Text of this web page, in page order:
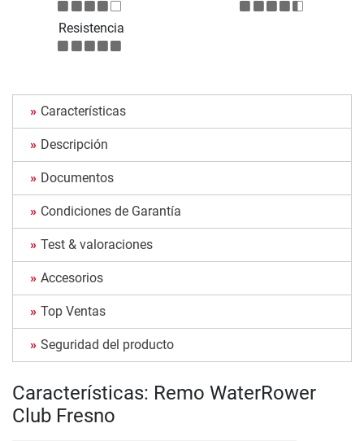
Resistencia
Características
Descripción
Documentos
Condiciones de Garantía
Test & valoraciones
Accesorios
Top Ventas
Seguridad del producto
Características: Remo WaterRower
Club Fresno